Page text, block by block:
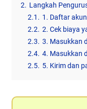
2. Langkah
2.1. 1. Daftar akun
2.2. 2. Cek biaya
2.3. 3. Masukkan
2.4. 4. Masukkan
2.5. 5. Kirim dan